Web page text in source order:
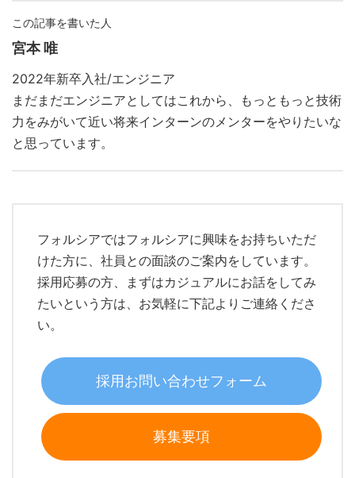
この記事を書いた人
宮本 唯
2022年新卒入社/エンジニア
まだまだエンジニアとしてはこれから、もっともっと技術
力をみがいて近い将来インターンのメンターをやりたいな
と思っています。
フォルシアではフォルシアに興味をお持ちいただ
けた方に、社員との面談のご案内をしています。
採用応募の方、まずはカジュアルにお話をしてみ
たいという方は、お気軽に下記よりご連絡くださ
い。
採用お問い合わせフォーム
募集要項